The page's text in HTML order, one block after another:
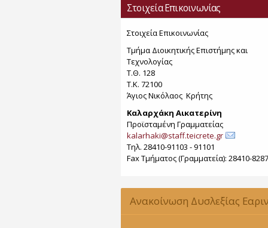
Στοιχεία Επικοινωνίας
Στοιχεία Επικοινωνίας
Τμήμα Διοικητικής Επιστήμης και
Τεχνολογίας
Τ.Θ. 128
Τ.Κ. 72100
Άγιος Νικόλαος Κρήτης
Καλαρχάκη Αικατερίνη
Προϊσταμένη Γραμματείας
kalarhaki@staff.teicrete.gr
Τηλ. 28410-91103 - 91101
Fax Τµήµατος (Γραµµατεία): 28410-
Ανακοίνωση Δυσλεξίας